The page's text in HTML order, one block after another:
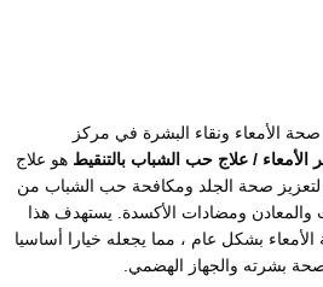
صحة الأمعاء ونقاء البشرة في مركز
الأمعاء / علاج حب الشباب بالتنقيط هو علاج
صحة الجلد ومكافحة حب الشباب من
والمعادن ومضادات الأكسدة. يستهدف هذا
بشكل عام ، مما يجعله خيارا أساسيا
بشرته والجهاز الهضمي.